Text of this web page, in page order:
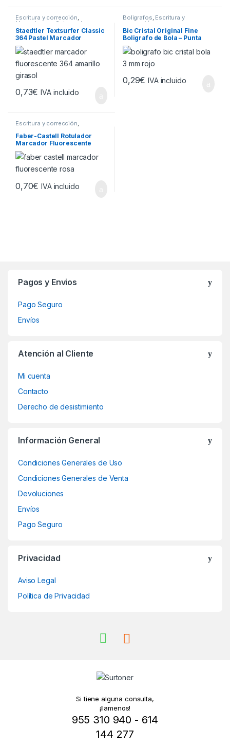
Escritura y corrección,
Marcadores y Subrayadores
Staedtler Textsurfer Classic
364 Pastel Marcador
Fluorescente – Punta
Biselada – Trazo entre 1 –
5mm – Tinta con Base de
Agua – Color Amarillo
Girasol
0,73€ IVA incluido
Boligrafos, Escritura y
corrección
Bic Cristal Original Fine
Boligrafo de Bola – Punta
Redonda de 0.8mm – Trazo
de 0.30mm – Tinta con Base
de Aceite – Translucido –
Color Rojo
0,29€ IVA incluido
Escritura y corrección
Marcadores y Subrayadores
Faber-Castell Rotulador
Marcador Fluorescente
Textliner 48 – Punta Biselada
– Trazo entre 1.2mm y 5mm –
Tinta con Base de Agua –
Color Rosa
0,70€ IVA incluido
Pagos y Envios
Pago Seguro
Envíos
Atención al Cliente
Mi cuenta
Contacto
Derecho de desistimiento
Información General
Condiciones Generales de Uso
Condiciones Generales de Venta
Devoluciones
Envíos
Pago Seguro
Privacidad
Aviso Legal
Política de Privacidad
Si tiene alguna consulta,
¡llamenos!
955 310 940 - 614
144 277